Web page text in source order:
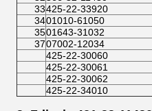
33425-22-33920
3401010-61050
3501643-31032
3707002-12034
425-22-30060
425-22-30061
425-22-30062
425-22-34010